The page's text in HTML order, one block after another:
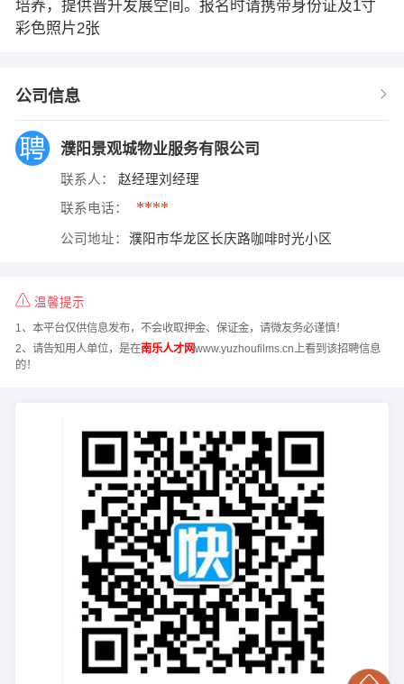
培养，提供晋升发展空间。报名时请携带身份证及1寸
彩色照片2张
公司信息
濮阳景观城物业服务有限公司
联系人： 赵经理刘经理
联系电话： ****
公司地址： 濮阳市华龙区长庆路咖啡时光小区
温馨提示
1、本平台仅供信息发布，不会收取押金、保证金，请微友务必谨慎！
2、请告知用人单位，是在南乐人才网www.yuzhoufilms.cn上看到该招聘信息
的！